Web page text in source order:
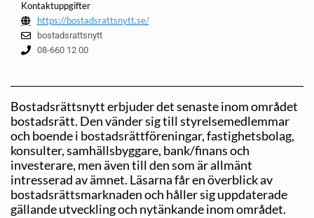
Kontaktuppgifter
https://bostadsrattsnytt.se/
bostadsrattsnytt
08-660 12 00
Bostadsrättsnytt erbjuder det senaste inom området
bostadsrätt. Den vänder sig till styrelsemedlemmar
och boende i bostadsrättföreningar, fastighetsbolag,
konsulter, samhällsbyggare, bank/finans och
investerare, men även till den som är allmänt
intresserad av ämnet. Läsarna får en överblick av
bostadsrättsmarknaden och håller sig uppdaterade
gällande utveckling och nytänkande inom området.